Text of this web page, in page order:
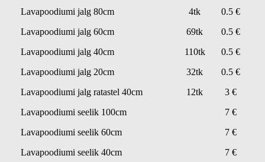
Lavapoodiumi jalg 80cm 4tk
0.5 €
Lavapoodiumi jalg 60cm
69tk
0.5 €
Lavapoodiumi jalg 40cm
110tk
0.5 €
Lavapoodiumi jalg 20cm
32tk
0.5 €
Lavapoodiumi jalg ratastel 40cm
12tk
3 €
Lavapoodiumi seelik 100cm
7 €
Lavapoodiumi seelik 60cm
7 €
Lavapoodiumi seelik 40cm
7 €